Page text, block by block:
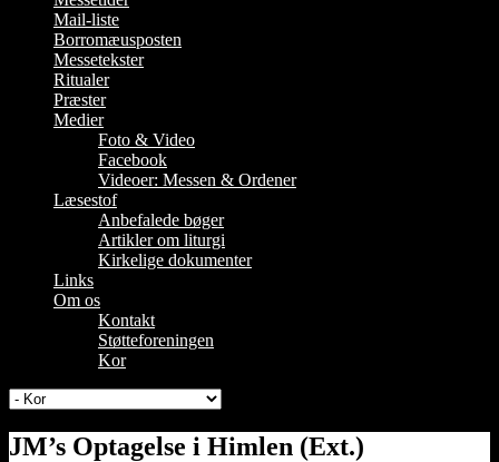
Mail-liste
Borromæusposten
Messetekster
Ritualer
Præster
Medier
Foto & Video
Facebook
Videoer: Messen & Ordener
Læsestof
Anbefalede bøger
Artikler om liturgi
Kirkelige dokumenter
Links
Om os
Kontakt
Støtteforeningen
Kor
JM’s Optagelse i Himlen (Ext.)